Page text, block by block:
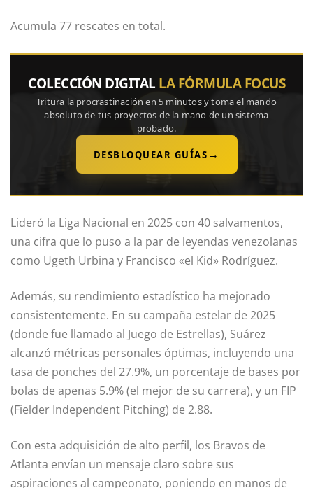
Acumula 77 rescates en total.
COLECCIÓN DIGITAL LA FÓRMULA FOCUS
Tritura la procrastinación en 5 minutos y toma el mando
absoluto de tus proyectos de la mano de un sistema
probado.
DESBLOQUEAR GUÍAS →
Lideró la Liga Nacional en 2025 con 40 salvamentos,
una cifra que lo puso a la par de leyendas venezolanas
como Ugeth Urbina y Francisco «el Kid» Rodríguez.
Además, su rendimiento estadístico ha mejorado
consistentemente. En su campaña estelar de 2025
(donde fue llamado al Juego de Estrellas), Suárez
alcanzó métricas personales óptimas, incluyendo una
tasa de ponches del 27.9%, un porcentaje de bases por
bolas de apenas 5.9% (el mejor de su carrera), y un FIP
(Fielder Independent Pitching) de 2.88.
Con esta adquisición de alto perfil, los Bravos de
Atlanta envían un mensaje claro sobre sus
aspiraciones al campeonato, poniendo en manos de